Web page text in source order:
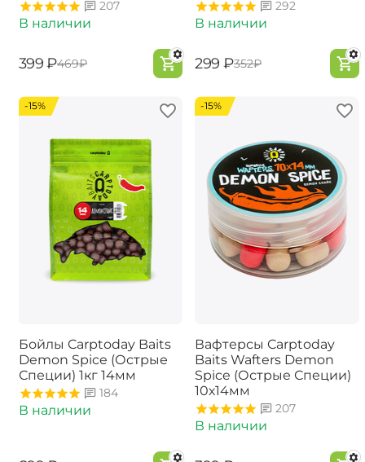
207
В наличии
‍399‍ ₽‍469‍₽
292
В наличии
‍299‍ ₽‍352‍₽
-15%
Бойлы Carptoday Baits
Demon Spice (Острые
Специи) 1кг 14мм
184
В наличии
-15%
Вафтерсы Carptoday
Baits Wafters Demon
Spice (Острые Специи)
10х14мм
207
В наличии